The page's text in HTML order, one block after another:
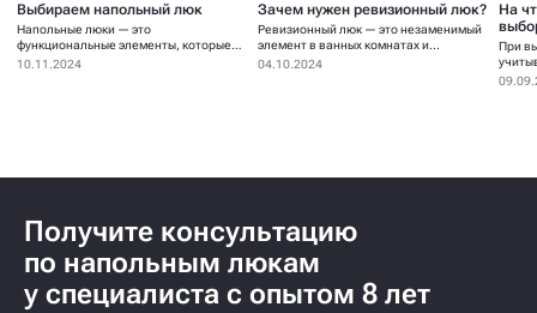
Выбираем напольный люк
Напольные люки — это
функциональные элементы, которые
устанавливаются для...
10.11.2024
Зачем нужен ревизионный люк?
Ревизионный люк — это незаменимый
элемент в ванных комнатах и...
04.10.2024
На
При
Получите консультацию
по напольным люкам
у специалиста с опытом 8 лет